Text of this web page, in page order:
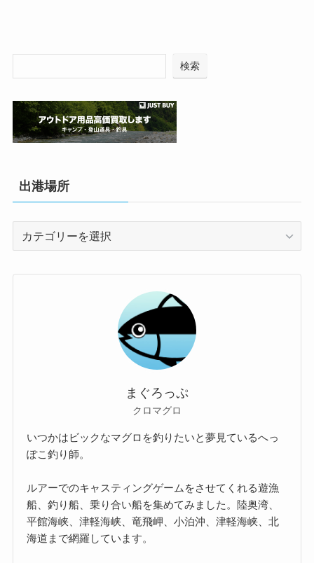
検索
出港場所
まぐろっぷ
クロマグロ
いつかはビックなマグロを釣りたいと夢見ているへっ
ぽこ釣り師。
ルアーでのキャスティングゲームをさせてくれる遊漁
船、釣り船、乗り合い船を集めてみました。陸奥湾、
平館海峡、津軽海峡、竜飛岬、小泊沖、津軽海峡、北
海道まで網羅しています。